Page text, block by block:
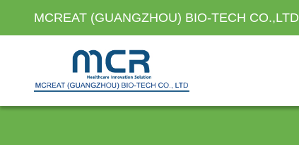
MCREAT (GUANGZHOU) BIO-TECH CO.,LTD